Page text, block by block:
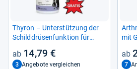
Thy­ron – Unter­stüt­zung der
Schild­drü­sen­funk­tion für
seln 14,79 €
3 Angebote vergleichen
mit
zen
7